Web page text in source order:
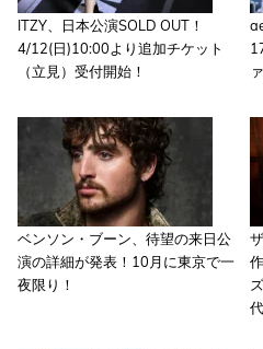
ITZY、日本公演SOLD OUT！
4/12(日)10:00より追加チケット
（立見）受付開始！
ベンソン・ブーン、待望の来日公
演の詳細が発表！10月に東京で一
夜限り！